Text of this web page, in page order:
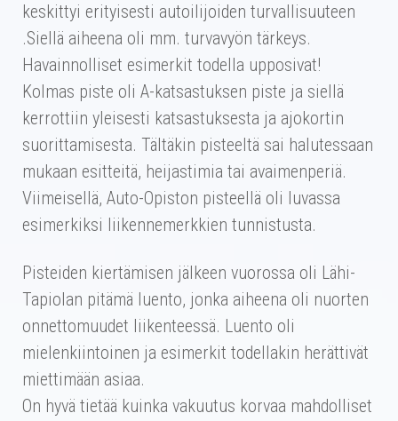
keskittyi erityisesti autoilijoiden turvallisuuteen
.Siellä aiheena oli mm. turvavyön tärkeys.
Havainnolliset esimerkit todella upposivat!
Kolmas piste oli A-katsastuksen piste ja siellä
kerrottiin yleisesti katsastuksesta ja ajokortin
suorittamisesta. Tältäkin pisteeltä sai halutessaan
mukaan esitteitä, heijastimia tai avaimenperiä.
Viimeisellä, Auto-Opiston pisteellä oli luvassa
esimerkiksi liikennemerkkien tunnistusta.
Pisteiden kiertämisen jälkeen vuorossa oli Lähi-
Tapiolan pitämä luento, jonka aiheena oli nuorten
onnettomuudet liikenteessä. Luento oli
mielenkiintoinen ja esimerkit todellakin herättivät
miettimään asiaa.
On hyvä tietää kuinka vakuutus korvaa mahdolliset